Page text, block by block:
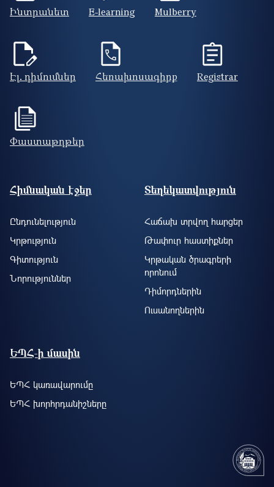
Ինտրանետ E-learning Mulberry
Էլ. դիմումներ Հեռախոսագիրք Registrar
Փաստաթղթեր
Footer site information
Հիմնական էջեր
Ընդունելություն
Կրթություն
Գիտություն
Նորություններ
Տեղեկատվություն
Հաճախ տրվող հարցեր
Թափուր հաստիքներ
Կրթական ծրագրերի
որոնում
Դիմորդներին
Ուսանողներին
ԵՊՀ-ի մասին
ԵՊՀ կառավարումը
ԵՊՀ խորհրդանիշները